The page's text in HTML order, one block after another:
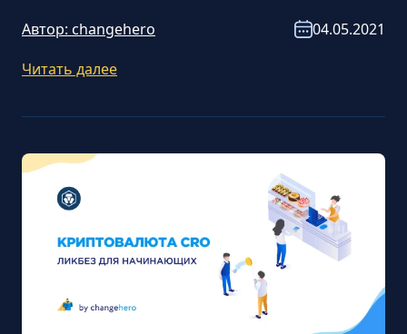
Автор: changehero
04.05.2021
Читать далее